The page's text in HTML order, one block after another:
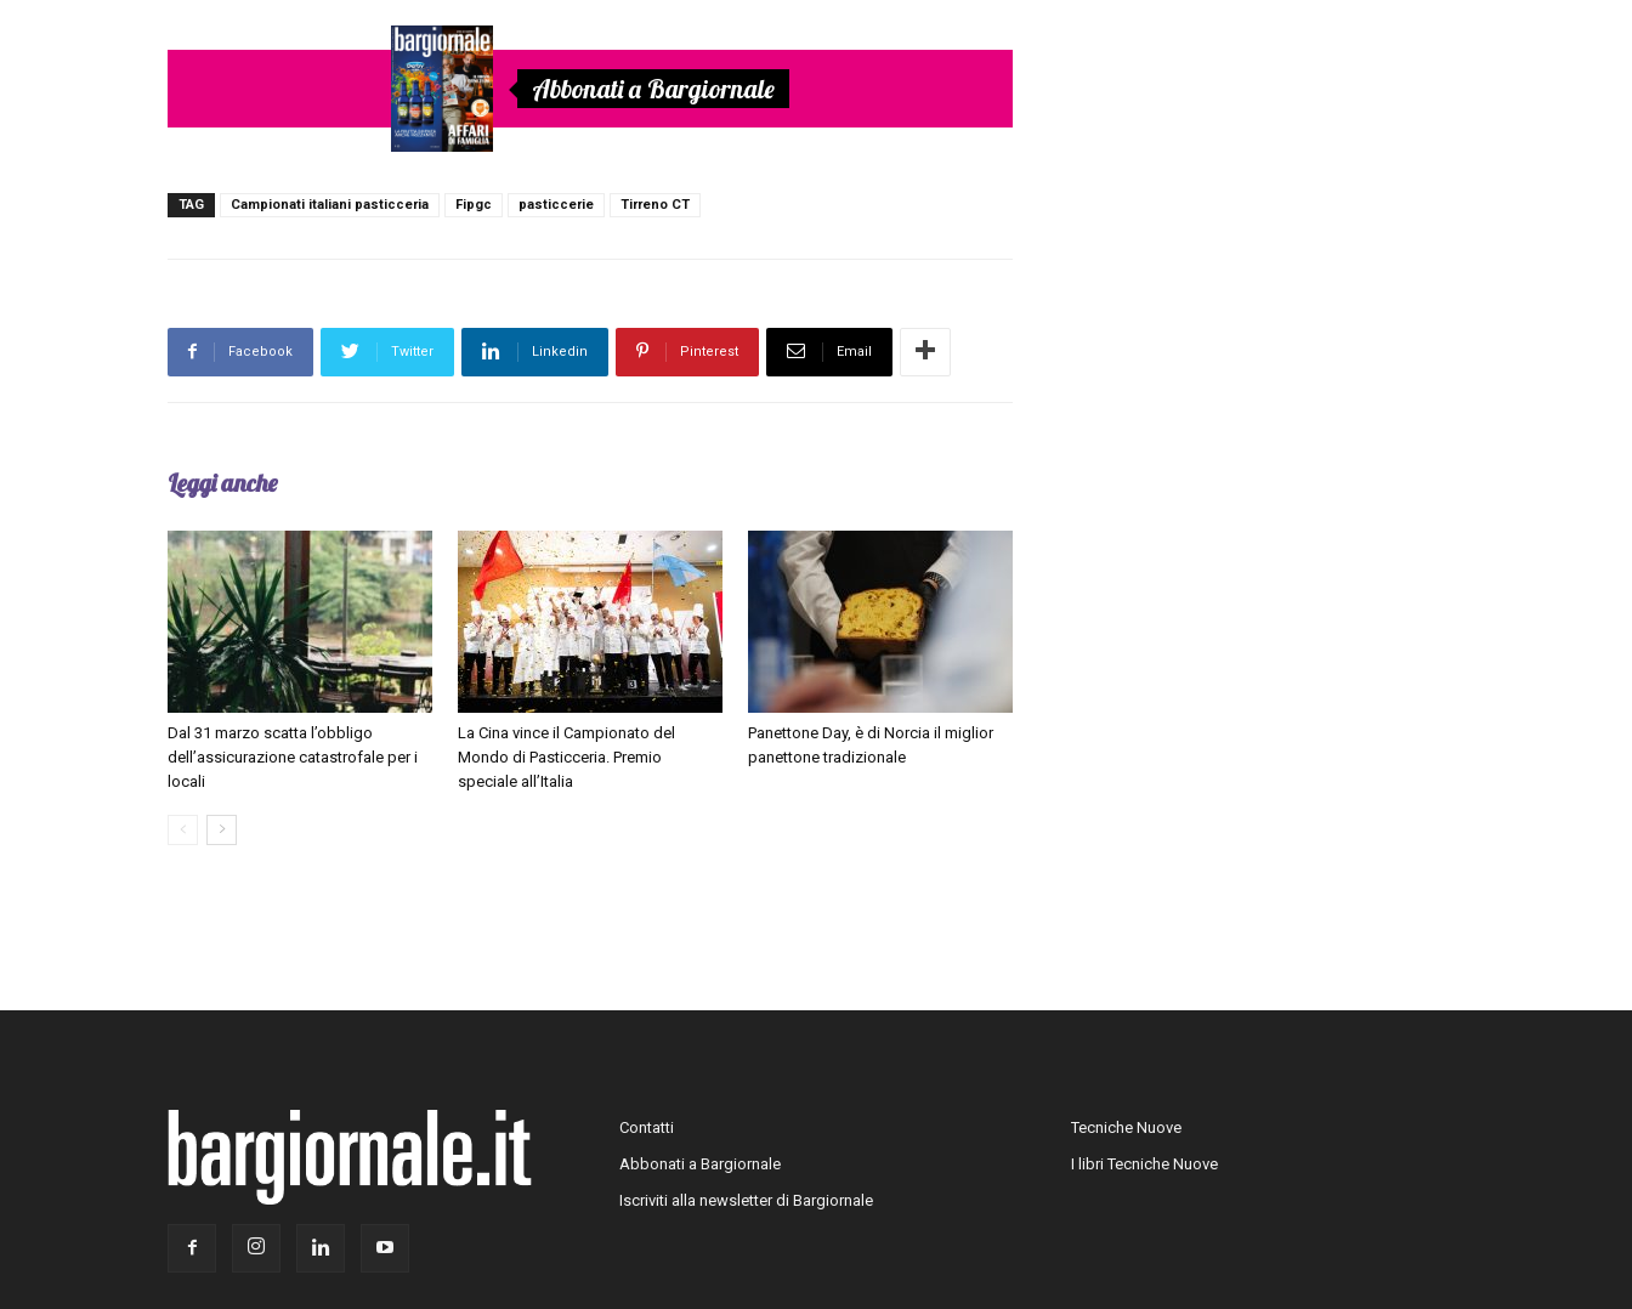
Abbonati a Bargiornale
TAG Campionati italiani pasticceria Fipgc pasticcerie Tirreno CT
Facebook Twitter Linkedin Pinterest Email
Leggi anche
Dal 31 marzo scatta l’obbligo
dell’assicurazione catastrofale per i
locali
La Cina vince il Campionato del
Mondo di Pasticceria. Premio
speciale all’Italia
Panettone Day, è di Norcia il miglior
panettone tradizionale
Contatti
Abbonati a Bargiornale
Iscriviti alla newsletter di Bargiornale
Tecniche Nuove
I libri Tecniche Nuove